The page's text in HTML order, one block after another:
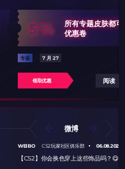
5%
所有专题皮肤都
优惠卷
专题 7 月 27
领取优惠 阅读
微博
WEIBO CS2玩家社区俱乐部 06.08.2026
【CS2】你会换色穿上这些饰品吗？😋